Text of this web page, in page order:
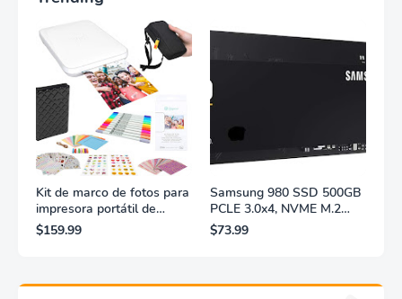
Kit de marco de fotos para
impresora portátil de
fotografías y vídeos
Lifeprint 3x4,5 (blanca)
$159.99
Samsung 980 SSD 500GB
PCLE 3.0x4, NVME M.2
2280, accionamiento sólido
interno, almacenamiento
tecnología HMB,
$73.99